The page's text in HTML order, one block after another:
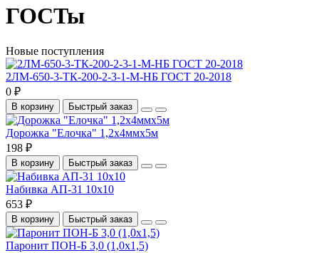
ГОСТы
Новые поступления
2ЛМ-650-3-ТК-200-2-3-1-М-НБ ГОСТ 20-2018
0 ₽
В корзину Быстрый заказ
Дорожка "Елочка" 1,2х4ммх5м
198 ₽
В корзину Быстрый заказ
Набивка АП-31 10х10
653 ₽
В корзину Быстрый заказ
Паронит ПОН-Б 3,0 (1,0x1,5)